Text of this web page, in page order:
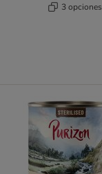
3 opciones